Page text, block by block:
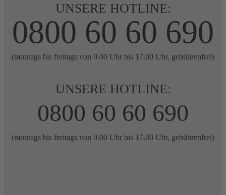
UNSERE HOTLINE:
0800 60 60 690
(montags bis freitags von 9.00 Uhr bis 17.00 Uhr, gebührenfrei)
UNSERE HOTLINE:
0800 60 60 690
(montags bis freitags von 9.00 Uhr bis 17.00 Uhr, gebührenfrei)